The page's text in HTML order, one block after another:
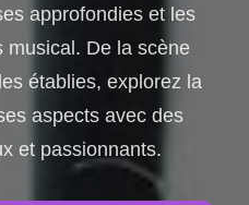
approfondies et les
musical. De la scène
établies, explorez la
aspects avec des
et passionnants.